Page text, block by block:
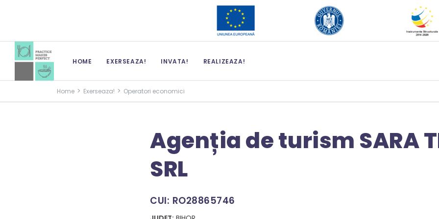
HOME EXERSEAZA! INVATA! REALIZEAZA!
Home > Exerseaza! > Operatori economici
Agenția de turism SARA
SRL
CUI: RO28865746